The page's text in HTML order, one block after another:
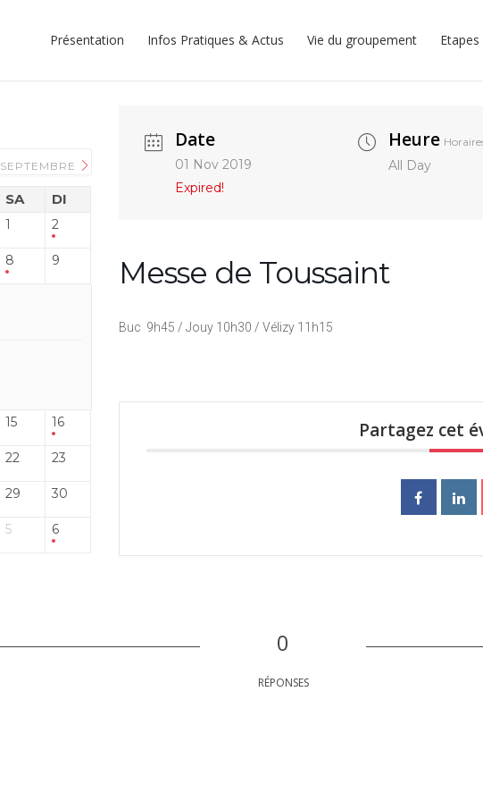
Présentation Infos Pratiques & Actus Vie du groupement
SEPTEMBRE
SA DI
1 2
8 9
15 16
22 23
29 30
5 6
Date
01 Nov 2019
Expired!
Heure
All Day
Messe de Toussaint
Buc 9h45 / Jouy 10h30 / Vélizy 11h15
Partagez cet
0
RÉPONSES